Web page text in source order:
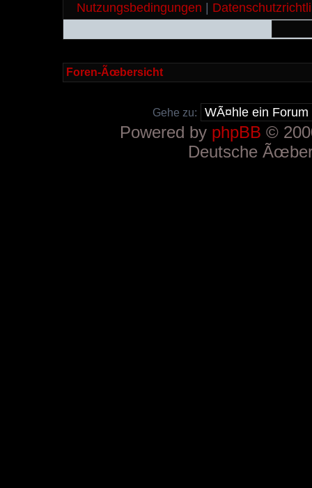
Nutzungsbedingungen
Foren-Ãœbersicht
Gehe zu:
Powered by phpBB ©
Deutsche